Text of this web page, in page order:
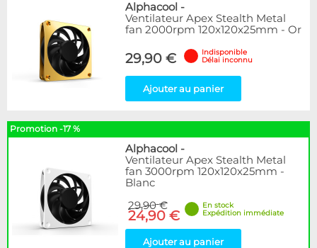
Alphacool -
Ventilateur Apex Stealth Metal
fan 2000rpm 120x120x25mm - Or
29,90 €
Indisponible
Délai inconnu
Ajouter au panier
Promotion -17 %
Alphacool -
Ventilateur Apex Stealth Metal
fan 3000rpm 120x120x25mm -
Blanc
29,90 €
24,90 €
En stock
Expédition immédiate
Ajouter au panier